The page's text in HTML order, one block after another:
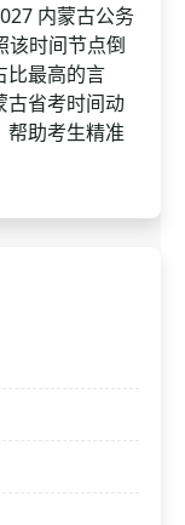
内蒙古公务
该时间节点倒
比最高的言
古省考时间动
帮助考生精准